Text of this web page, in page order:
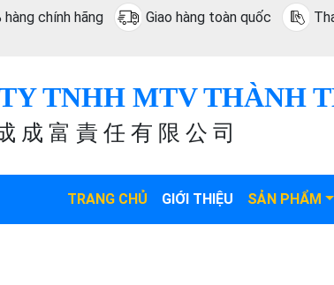
hàng chính hãng Giao hàng toàn quốc
TNHH MTV THÀNH
成 富 責 任 有 限 公 司
TRANG CHỦ GIỚI THIỆU SẢN PHẨM